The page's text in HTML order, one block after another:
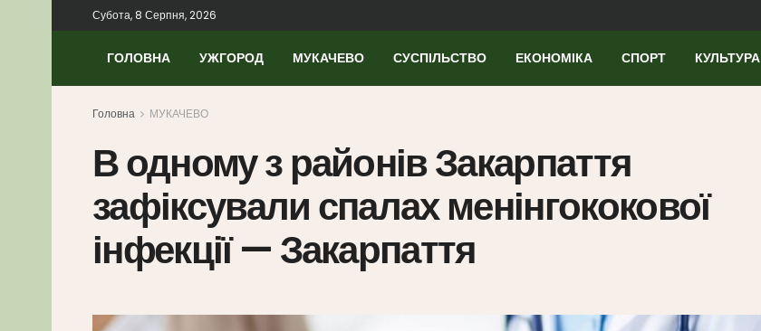
Субота, 8 Серпня, 2026
ГОЛОВНА УЖГОРОД МУКАЧЕВО СУСПІЛЬСТВО ЕКОНОМІКА СПОРТ КУЛЬТУРА
Головна МУКАЧЕВО
В одному з районів Закарпаття
зафіксували спалах менінгококової
інфекції — Закарпаття